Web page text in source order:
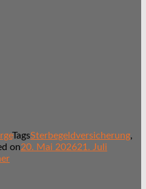
TagsSterbegeldversicherung,
on20. Mai 202621. Juli